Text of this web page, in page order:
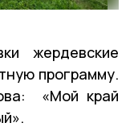
жердевские
программу.
«Мой край